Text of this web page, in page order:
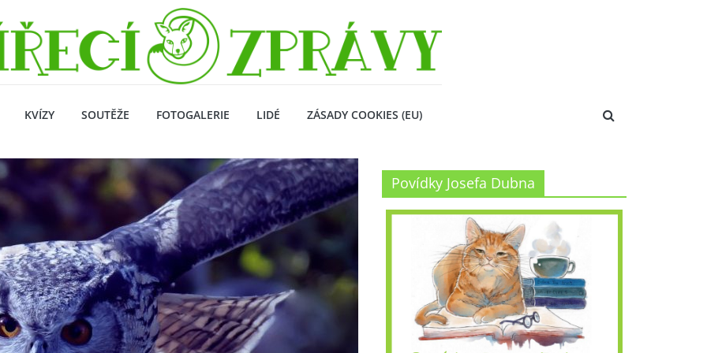
KVÍZY SOUTĚŽE FOTOGALERIE LIDÉ ZÁSADY COOKIES (EU)
Povídky Josefa Dubna